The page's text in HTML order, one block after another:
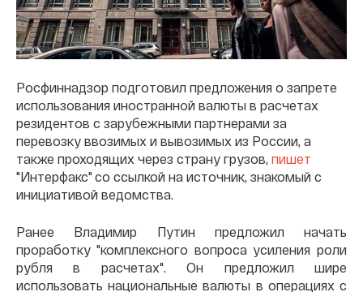
Росфиннадзор подготовил предложения о запрете
использования иностранной валюты в расчетах
резидентов с зарубежными партнерами за
перевозку ввозимых и вывозимых из России, а
также проходящих через страну грузов, пишет
"Интерфакс" со ссылкой на источник, знакомый с
инициативой ведомства.
Ранее Владимир Путин предложил начать
проработку "комплексного вопроса усиления роли
рубля в расчетах". Он предложил шире
использовать национальные валюты в операциях с